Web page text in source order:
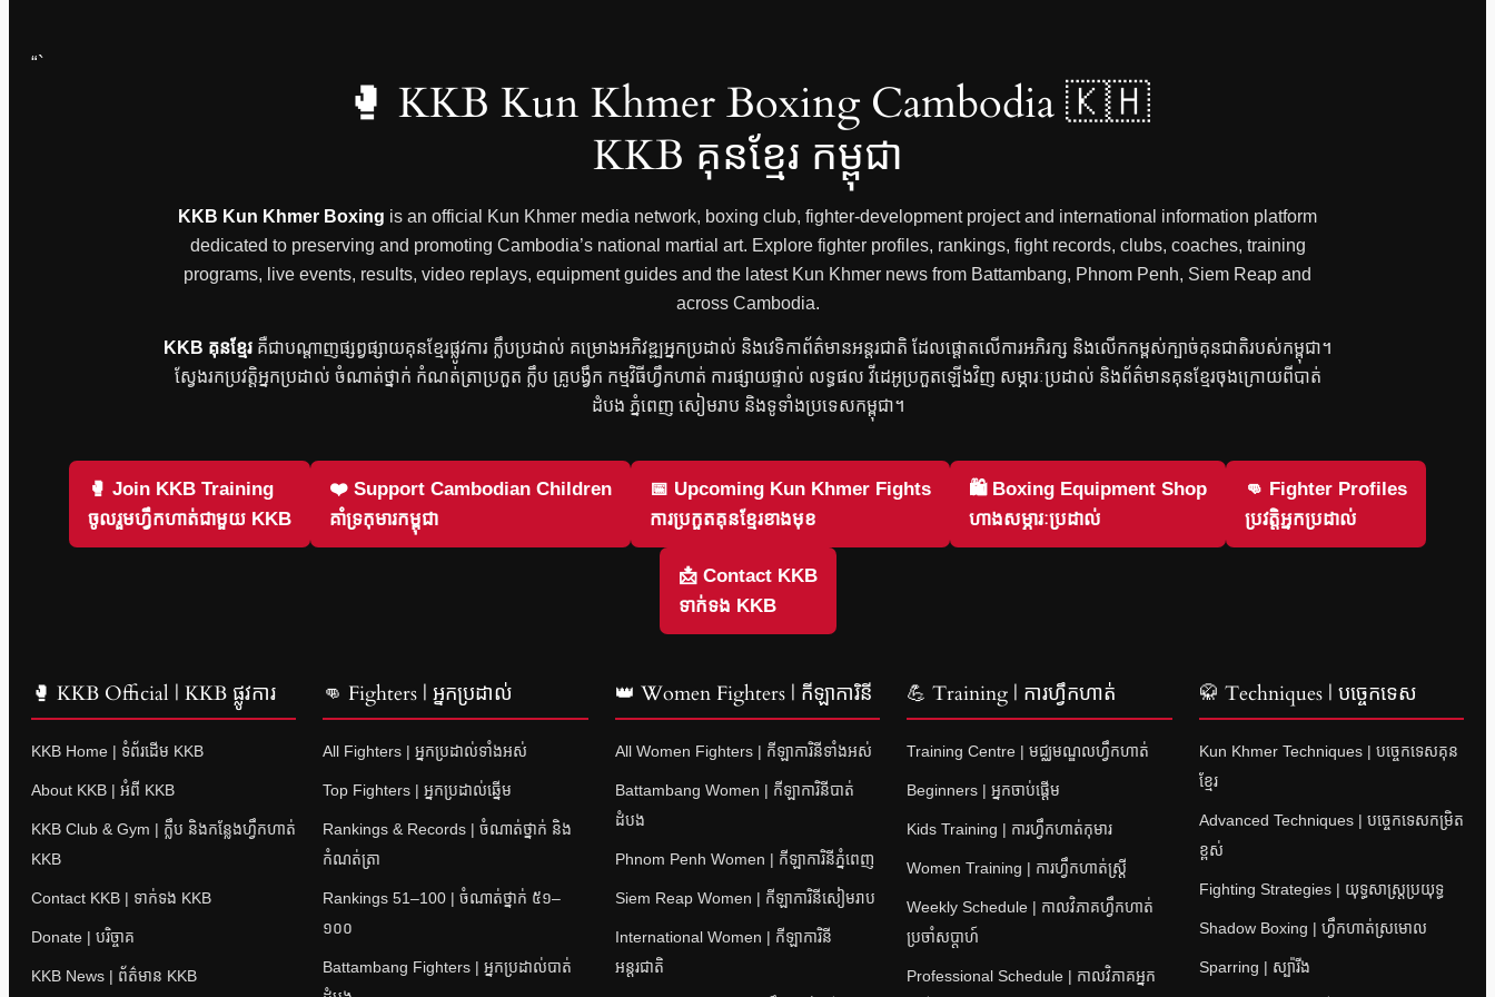
“`
🥊 KKB Kun Khmer Boxing Cambodia 🇰🇭
KKB គុនខ្មែរ កម្ពុជា
KKB Kun Khmer Boxing is an official Kun Khmer media network, boxing club, fighter-development project and international information platform
dedicated to preserving and promoting Cambodia’s national martial art. Explore fighter profiles, rankings, fight records, clubs, coaches, training
programs, live events, results, video replays, equipment guides and the latest Kun Khmer news from Battambang, Phnom Penh, Siem Reap and
across Cambodia.
KKB គុនខ្មែរ គឺជាបណ្តាញផ្សព្វផ្សាយគុនខ្មែរផ្លូវការ ក្លឹបប្រដាល់ គម្រោងអភិវឌ្ឍអ្នកប្រដាល់ និងវេទិកាព័ត៌មានអន្តរជាតិ ដែលផ្តោតលើការអភិរក្ស និងលើកកម្ពស់ក្បាច់គុនជាតិរបស់កម្ពុជា។
ស្វែងរកប្រវត្តិអ្នកប្រដាល់ ចំណាត់ថ្នាក់ កំណត់ត្រាប្រកួត ក្លឹប គ្រូបង្វឹក កម្មវិធីហ្វឹកហាត់ ការផ្សាយផ្ទាល់ លទ្ធផល វីដេអូប្រកួតឡើងវិញ សម្ភារៈប្រដាល់ និងព័ត៌មានគុនខ្មែរចុងក្រោយពីបាត់
ដំបង ភ្នំពេញ សៀមរាប និងទូទាំងប្រទេសកម្ពុជា។
🥊 Join KKB Training
ចូលរួមហ្វឹកហាត់ជាមួយ KKB
❤️ Support Cambodian Children
គាំទ្រកុមារកម្ពុជា
📅 Upcoming Kun Khmer Fights
ការប្រកួតគុនខ្មែរខាងមុខ
🛍 Boxing Equipment Shop
ហាងសម្ភារៈប្រដាល់
👊 Fighter Profiles
ប្រវត្តិអ្នកប្រដាល់
📩 Contact KKB
ទាក់ទង KKB
🥊 KKB Official | KKB ផ្លូវការ
KKB Home | ទំព័រដើម KKB
About KKB | អំពី KKB
KKB Club & Gym | ក្លឹប និងកន្លែងហ្វឹកហាត់
KKB
Contact KKB | ទាក់ទង KKB
Donate | បរិច្ចាគ
KKB News | ព័ត៌មាន KKB
👊 Fighters | អ្នកប្រដាល់
All Fighters | អ្នកប្រដាល់ទាំងអស់
Top Fighters | អ្នកប្រដាល់ឆ្នើម
Rankings & Records | ចំណាត់ថ្នាក់ និង
កំណត់ត្រា
Rankings 51–100 | ចំណាត់ថ្នាក់ ៥១–
១០០
Battambang Fighters | អ្នកប្រដាល់បាត់
👑 Women Fighters | កីឡាការិនី
All Women Fighters | កីឡាការិនីទាំងអស់
Battambang Women | កីឡាការិនីបាត់
ដំបង
Phnom Penh Women | កីឡាការិនីភ្នំពេញ
Siem Reap Women | កីឡាការិនីសៀមរាប
International Women | កីឡាការិនី
អន្តរជាតិ
💪 Training | ការហ្វឹកហាត់
Training Centre | មជ្ឈមណ្ឌលហ្វឹកហាត់
Beginners | អ្នកចាប់ផ្តើម
Kids Training | ការហ្វឹកហាត់កុមារ
Women Training | ការហ្វឹកហាត់ស្ត្រី
Weekly Schedule | កាលវិភាគហ្វឹកហាត់
ប្រចាំសប្តាហ៍
Professional Schedule | កាលវិភាគអ្នក
🥋 Techniques | បច្ចេកទេស
Kun Khmer Techniques | បច្ចេកទេសគុន
ខ្មែរ
Advanced Techniques | បច្ចេកទេសកម្រិត
ខ្ពស់
Fighting Strategies | យុទ្ធសាស្ត្រប្រយុទ្ធ
Shadow Boxing | ហ្វឹកហាត់ស្រមោល
Sparring | ស្ប៉ារីង